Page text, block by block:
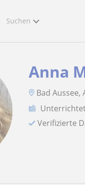
Suchen
Anna
Bad Aussee,
Verifizierte